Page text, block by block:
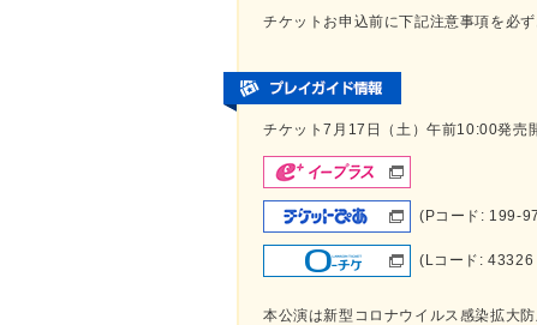
チケットお申込前に下記注意事項を必ず
チケット7月17日（土）午前10:00発売
(Pコード: 199-
(Lコード: 43326
本公演は新型コロナウイルス感染拡大